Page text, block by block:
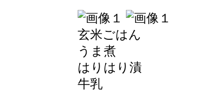
玄米ごはん
うま煮
はりはり漬
牛乳